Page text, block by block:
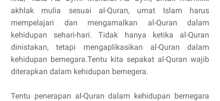
akhlak mulia sesuai al-Quran, umat Islam harus
mempelajari dan mengamalkan al-Quran dalam
kehidupan sehari-hari. Tidak hanya ketika al-Quran
dinistakan, tetapi mengaplikasikan al-Quran dalam
kehidupan bernegara.Tentu kita sepakat al-Quran wajib
diterapkan dalam kehidupan bernegera.
Tentu penerapan al-Quran dalam kehidupan bernegara